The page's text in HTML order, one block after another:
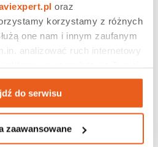
korzystamy z różnych
one nam i innym zaufanym
analizować ruch internetowy
internetowych. Więcej
naszej polityce prywatności
do serwisu
zaawansowane